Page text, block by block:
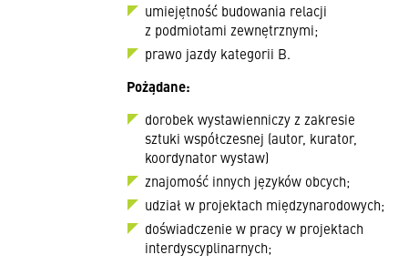
umiejętność budowania relacji
z podmiotami zewnętrznymi;
prawo jazdy kategorii B.
Pożądane:
dorobek wystawienniczy z zakresie
sztuki współczesnej (autor, kurator,
koordynator wystaw)
znajomość innych języków obcych;
udział w projektach międzynarodowych;
doświadczenie w pracy w projektach
interdyscyplinarnych;